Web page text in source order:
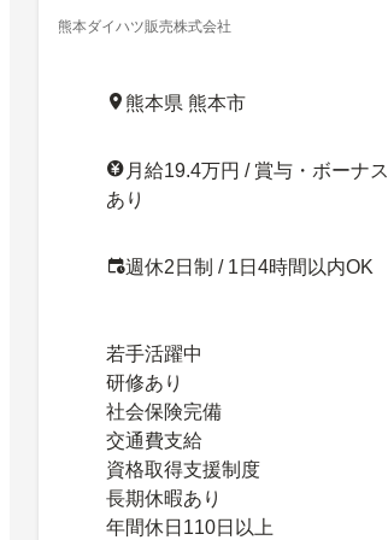
熊本ダイハツ販売株式会社
熊本県 熊本市
月給19.4万円 / 賞与・ボーナス
あり
週休2日制 / 1日4時間以内OK
若手活躍中
研修あり
社会保険完備
交通費支給
資格取得支援制度
長期休暇あり
年間休日110日以上